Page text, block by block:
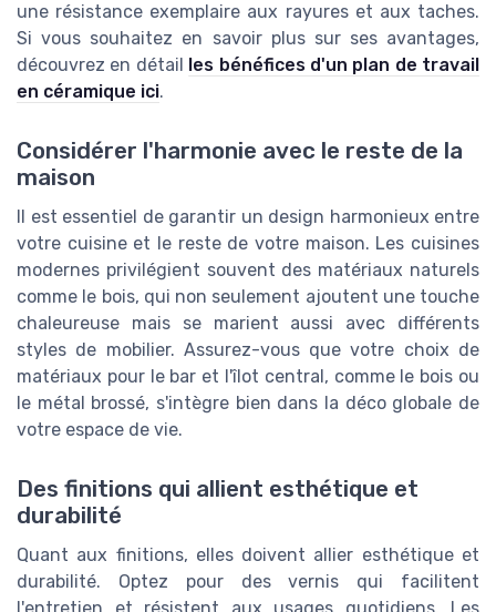
une résistance exemplaire aux rayures et aux taches.
Si vous souhaitez en savoir plus sur ses avantages,
découvrez en détail les bénéfices d'un plan de travail
en céramique ici.
Considérer l'harmonie avec le reste de la
maison
Il est essentiel de garantir un design harmonieux entre
votre cuisine et le reste de votre maison. Les cuisines
modernes privilégient souvent des matériaux naturels
comme le bois, qui non seulement ajoutent une touche
chaleureuse mais se marient aussi avec différents
styles de mobilier. Assurez-vous que votre choix de
matériaux pour le bar et l'îlot central, comme le bois ou
le métal brossé, s'intègre bien dans la déco globale de
votre espace de vie.
Des finitions qui allient esthétique et
durabilité
Quant aux finitions, elles doivent allier esthétique et
durabilité. Optez pour des vernis qui facilitent